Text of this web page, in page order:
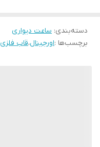
دسته‌بندی: ساعت دیواری
برچسب‌ها :اورجینال،قاب فلزی